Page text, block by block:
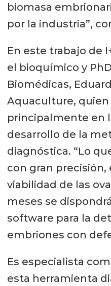
biomasa
por la industria”,
En este trabajo de
el bioquímico y
Biomédicas,
Aquaculture,
principalmente en
desarrollo de la
diagnóstica. “Lo
con gran precisión,
viabilidad de las
meses se
software para la
embriones con
Es especialista
esta herramienta